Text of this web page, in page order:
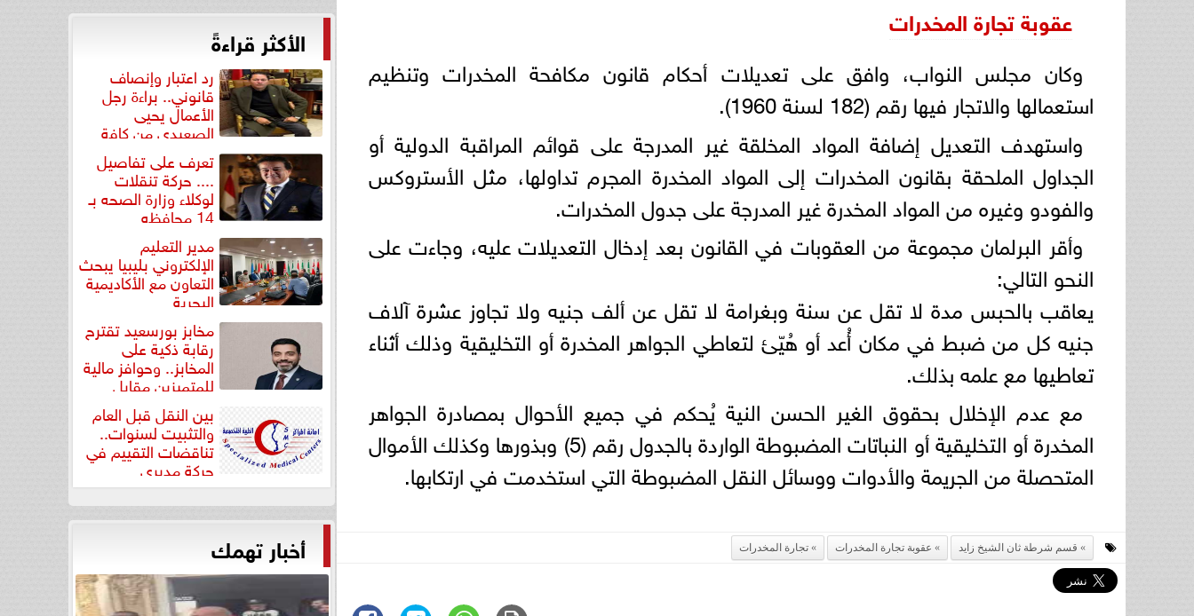
عقوبة تجارة المخدرات
وكان مجلس النواب، وافق على تعديلات أحكام قانون مكافحة المخدرات وتنظيم
استعمالها والاتجار فيها رقم (182 لسنة 1960).
واستهدف التعديل إضافة المواد المخلقة غير المدرجة على قوائم المراقبة الدولية أو
الجداول الملحقة بقانون المخدرات إلى المواد المخدرة المجرم تداولها، مثل الأستروكس
والفودو وغيره من المواد المخدرة غير المدرجة على جدول المخدرات.
وأقر البرلمان مجموعة من العقوبات في القانون بعد إدخال التعديلات عليه، وجاءت على
النحو التالي:
يعاقب بالحبس مدة لا تقل عن سنة وبغرامة لا تقل عن ألف جنيه ولا تجاوز عشرة آلاف
جنيه كل من ضبط في مكان أُعد أو هُيّئ لتعاطي الجواهر المخدرة أو التخليقية وذلك أثناء
تعاطيها مع علمه بذلك.
مع عدم الإخلال بحقوق الغير الحسن النية يُحكم في جميع الأحوال بمصادرة الجواهر
المخدرة أو التخليقية أو النباتات المضبوطة الواردة بالجدول رقم (5) وبذورها وكذلك الأموال
المتحصلة من الجريمة والأدوات ووسائل النقل المضبوطة التي استخدمت في ارتكابها.
قسم شرطة ثان الشيخ زايد عقوبة تجارة المخدرات تجارة المخدرات
الأكثر قراءةً
رد اعتبار وإنصاف
قانوني.. براءة رجل
الأعمال يحيى
الصعيدي من كافة
التهم... تعرف على تفاصيل
.... حركة تنقلات
لوكلاء وزارة الصحه بـ
14 محافظه
مدير التعليم
الإلكتروني بليبيا يبحث
التعاون مع الأكاديمية
البحرية
مخابز بورسعيد تقترح
رقابة ذكية على
المخابز.. وحوافز مالية
للمتميزين مقابل
بين النقل قبل العام
والتثبيت لسنوات..
تناقضات التقييم في
حركة مديري
”مستشفيات...
أخبار تهمك